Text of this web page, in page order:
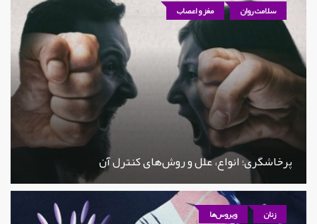
سلامت روان مغز و اعصاب
پرخاشگری؛ انواع، علل و روش‌های کنترل آن
زنان ویروس‌ها